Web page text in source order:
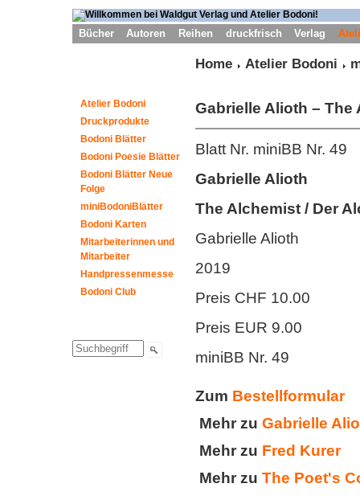
Bücher Autoren Reihen druckfrisch Verlag
Atelier Bodoni
Druckprodukte
Bodoni Blätter
Bodoni Poesie Blätter
Bodoni Blätter Neue
Folge
miniBodoniBlätter
Bodoni Karten
Mitarbeiterinnen und
Mitarbeiter
Handpressenmesse
Bodoni Club
Home Atelier Bodoni
Gabrielle Alioth – The
Blatt Nr. miniBB Nr. 49
Gabrielle Alioth
The Alchemist / Der
Gabrielle Alioth
2019
Preis CHF 10.00
Preis EUR 9.00
miniBB Nr. 49
Zum Bestellformular
Mehr zu Gabrielle
Mehr zu Fred Kurer
Mehr zu The Poet's